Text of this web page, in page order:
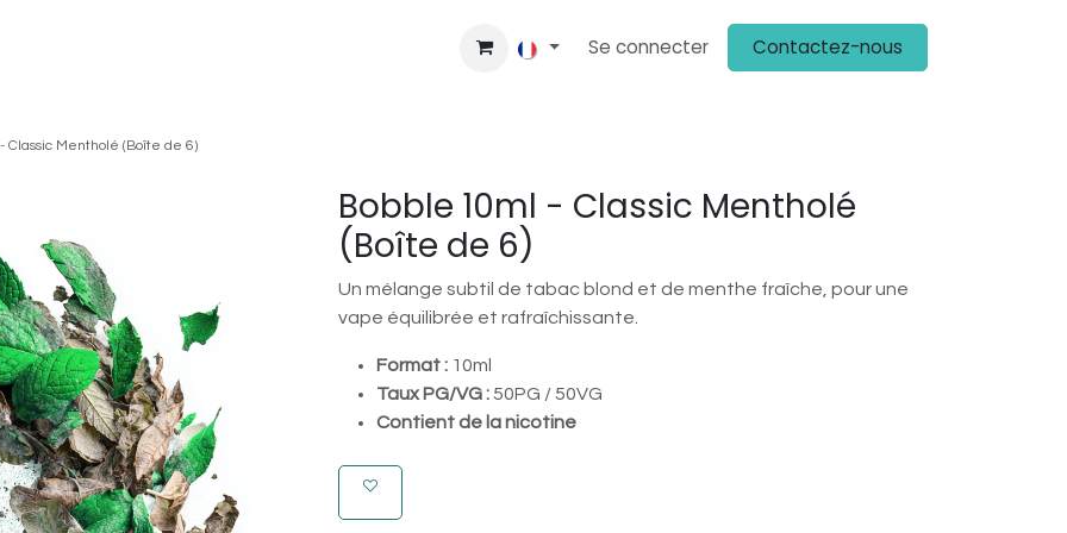
BONS PLANS DEVENIR CLIENT PLV KIT MÉDIA ON PARLE DE NOUS
Se connecter Contactez-nous
Classic Mentholé (Boîte de 6)
Bobble 10ml - Classic Mentholé
(Boîte de 6)
Un mélange subtil de tabac blond et de menthe fraîche, pour une
vape équilibrée et rafraîchissante.
Format : 10ml
Taux PG/VG :50PG / 50VG
Contient de la nicotine